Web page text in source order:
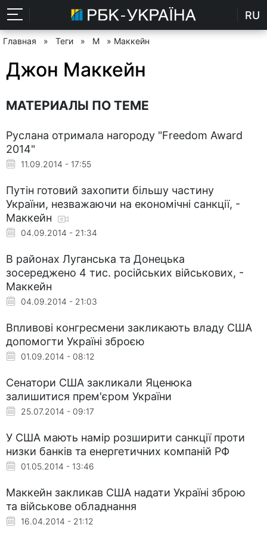
RU
Главная » Теги » М » Маккейн
Джон Маккейн
МАТЕРИАЛЫ ПО ТЕМЕ
Руслана отримала нагороду "Freedom Award
2014"
11.09.2014 - 17:55
Путін готовий захопити більшу частину
України, незважаючи на економічні санкції, -
Маккейн
04.09.2014 - 21:34
В районах Луганська та Донецька
зосереджено 4 тис. російських військових, -
Маккейн
04.09.2014 - 21:03
Впливові конгресмени закликають владу США
допомогти Україні зброєю
01.09.2014 - 08:12
Сенатори США закликали Яценюка
залишитися прем'єром України
25.07.2014 - 09:17
У США мають намір розширити санкції проти
низки банків та енергетичних компаній РФ
01.05.2014 - 13:46
Маккейн закликав США надати Україні зброю
та військове обладнання
16.04.2014 - 21:12